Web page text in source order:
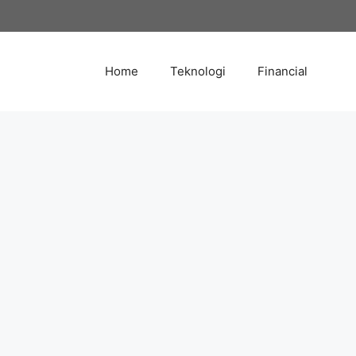
to
Home Teknologi Financial